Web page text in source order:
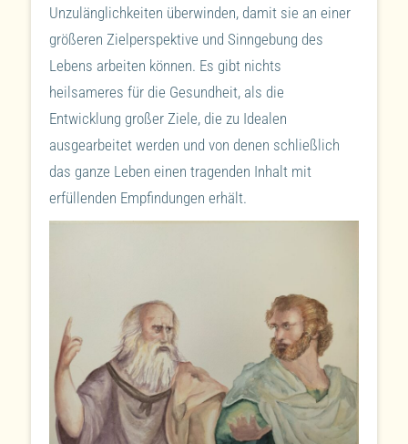
Unzulänglichkeiten überwinden, damit sie an einer
größeren Zielperspektive und Sinngebung des
Lebens arbeiten können. Es gibt nichts
heilsameres für die Gesundheit, als die
Entwicklung großer Ziele, die zu Idealen
ausgearbeitet werden und von denen schließlich
das ganze Leben einen tragenden Inhalt mit
erfüllenden Empfindungen erhält.